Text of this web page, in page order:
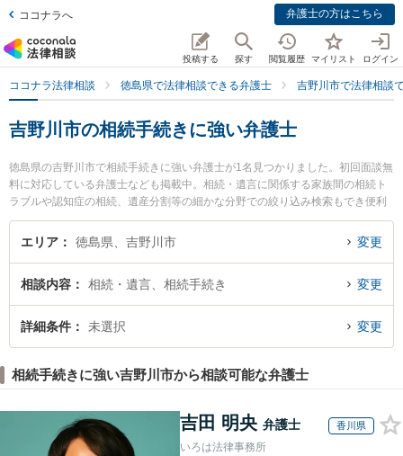
ココナラへ 弁護士の方はこちら
投稿する 探す 閲覧履歴 マイリスト ログイン
ココナラ法律相談 徳島県で法律相談できる弁護士 吉野川市で法律相談
吉野川市の相続手続きに強い弁護士
徳島県の吉野川市で相続手続きに強い弁護士が1名見つかりました。初回面談無
料に対応している弁護士なども掲載中。相続・遺言に関係する家族間の相続ト
ラブルや認知症の相続、遺産分割等の細かな分野での絞り込み検索もでき便利
です。特に徳島みらい法律事務所の西 拓也弁護士のプロフィール情報や弁護士
費用、強みなどが注目されています。『吉野川市で土日や夜間に発生した相続
律相談できる吉野川市内の弁護士に相談予約したい』などでお困りの相談者さ
んにおすすめです。
エリア 徳島県、吉野川市 変更
相談内容 相続・遺言、相続手続き 変更
詳細条件 未選択 変更
相続手続きに強い吉野川市から相談可能な弁護士
吉田 明央 弁護士 香川県
いろは法律事務所